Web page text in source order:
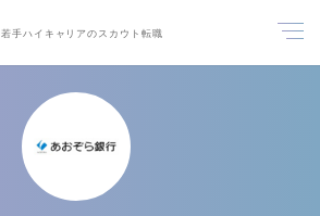
若手ハイキャリアのスカウト転職